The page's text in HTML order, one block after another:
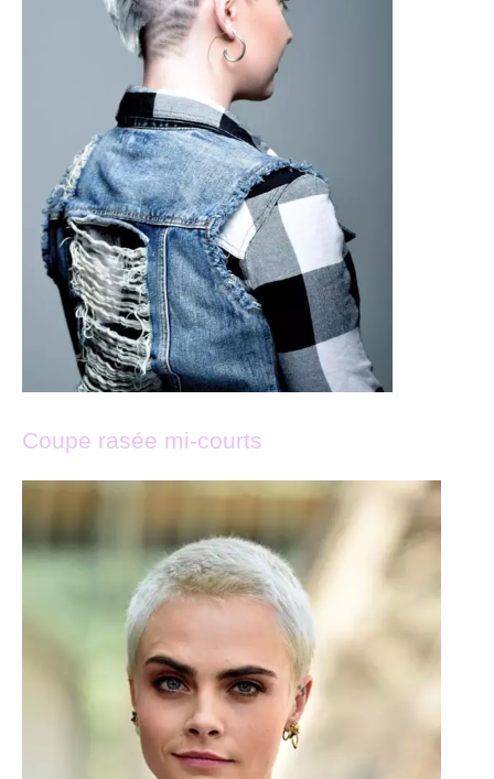
Coupe rasée mi-courts